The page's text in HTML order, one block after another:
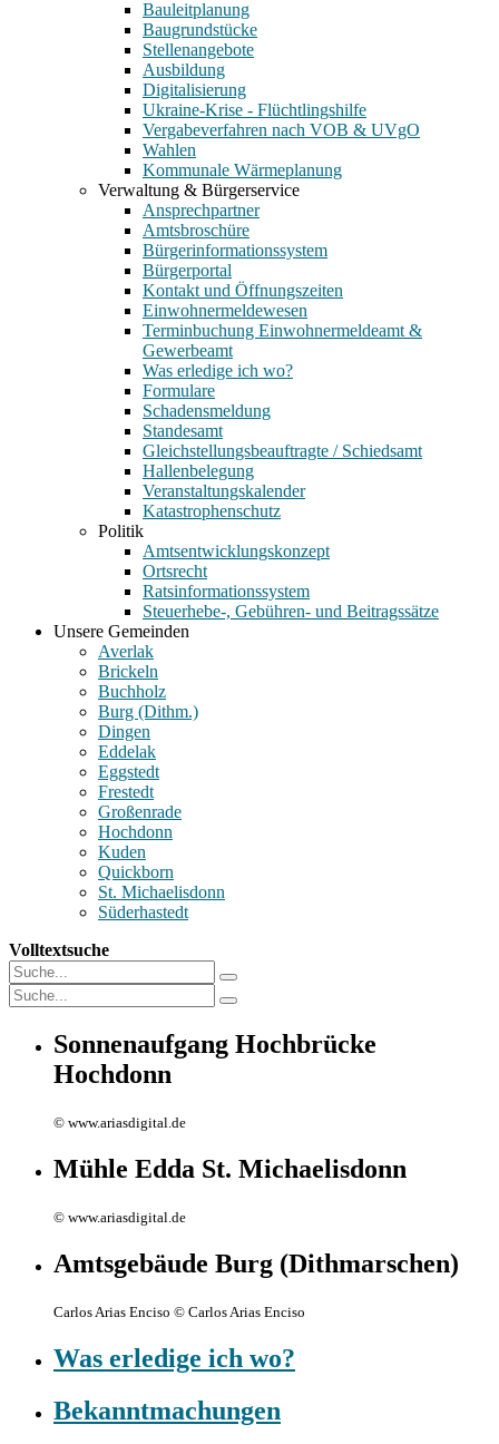
Bauleitplanung
Baugrundstücke
Stellenangebote
Ausbildung
Digitalisierung
Ukraine-Krise - Flüchtlingshilfe
Vergabeverfahren nach VOB & UVgO
Wahlen
Kommunale Wärmeplanung
Verwaltung & Bürgerservice
Ansprechpartner
Amtsbroschüre
Bürgerinformationssystem
Bürgerportal
Kontakt und Öffnungszeiten
Einwohnermeldewesen
Terminbuchung Einwohnermeldeamt &
Gewerbeamt
Was erledige ich wo?
Formulare
Schadensmeldung
Standesamt
Gleichstellungsbeauftragte / Schiedsamt
Hallenbelegung
Veranstaltungskalender
Katastrophenschutz
Politik
Amtsentwicklungskonzept
Ortsrecht
Ratsinformationssystem
Steuerhebe-, Gebühren- und Beitragssätze
Unsere Gemeinden
Averlak
Brickeln
Buchholz
Burg (Dithm.)
Dingen
Eddelak
Eggstedt
Frestedt
Großenrade
Hochdonn
Kuden
Quickborn
St. Michaelisdonn
Süderhastedt
Volltextsuche
Sonnenaufgang Hochbrücke
Hochdonn
© www.ariasdigital.de
Mühle Edda St. Michaelisdonn
© www.ariasdigital.de
Amtsgebäude Burg (Dithmarschen)
Carlos Arias Enciso © Carlos Arias Enciso
Was erledige ich wo?
Bekanntmachungen